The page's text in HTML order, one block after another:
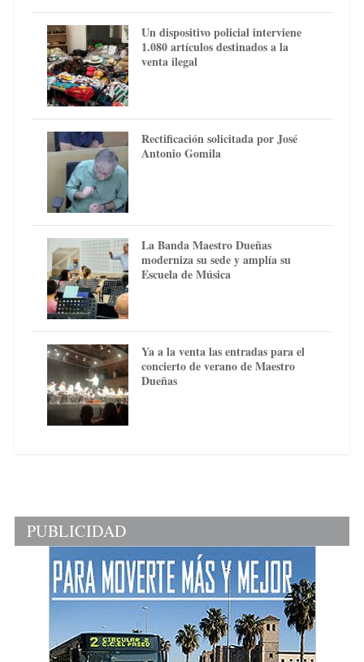
Un dispositivo policial interviene
1.080 artículos destinados a la
venta ilegal
Rectificación solicitada por José
Antonio Gomila
La Banda Maestro Dueñas
moderniza su sede y amplía su
Escuela de Música
Ya a la venta las entradas para el
concierto de verano de Maestro
Dueñas
PUBLICIDAD